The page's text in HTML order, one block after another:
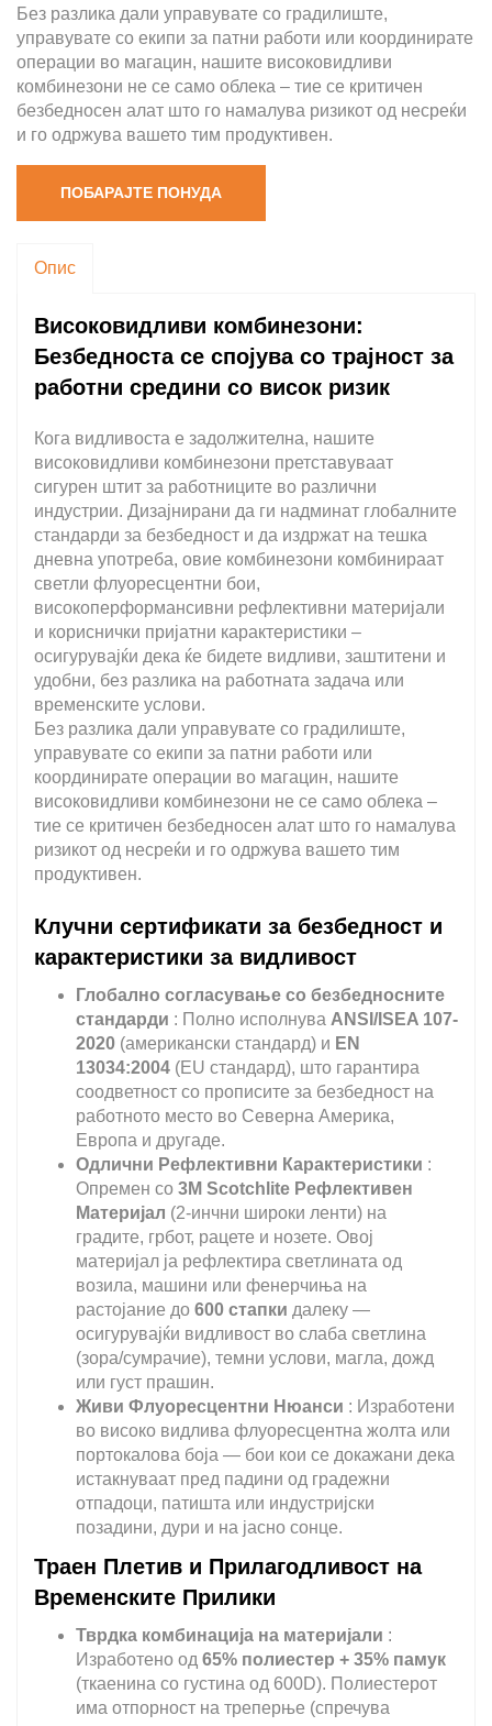
Без разлика дали управувате со градилиште,
управувате со екипи за патни работи или координирате
операции во магацин, нашите високовидливи
комбинезони не се само облека – тие се критичен
безбедносен алат што го намалува ризикот од несреќи
и го одржува вашето тим продуктивен.
ПОБАРАЈТЕ ПОНУДА
Опис
Високовидливи комбинезони:
Безбедноста се спојува со трајност за
работни средини со висок ризик
Кога видливоста е задолжителна, нашите
високовидливи комбинезони претставуваат
сигурен штит за работниците во различни
индустрии. Дизајнирани да ги надминат глобалните
стандарди за безбедност и да издржат на тешка
дневна употреба, овие комбинезони комбинираат
светли флуоресцентни бои,
високоперформансивни рефлективни материјали
и кориснички пријатни карактеристики –
осигурувајќи дека ќе бидете видливи, заштитени и
удобни, без разлика на работната задача или
временските услови.
Без разлика дали управувате со градилиште,
управувате со екипи за патни работи или
координирате операции во магацин, нашите
високовидливи комбинезони не се само облека –
тие се критичен безбедносен алат што го намалува
ризикот од несреќи и го одржува вашето тим
продуктивен.
Клучни сертификати за безбедност и
карактеристики за видливост
Глобално согласување со безбедносните
стандарди : Полно исполнува ANSI/ISEA 107-
2020 (американски стандард) и EN
13034:2004 (EU стандард), што гарантира
соодветност со прописите за безбедност на
работното место во Северна Америка,
Европа и другаде.
Одлични Рефлективни Карактеристики :
Опремен со 3M Scotchlite Рефлективен
Материјал (2-инчни широки ленти) на
градите, грбот, рацете и нозете. Овој
материјал ја рефлектира светлината од
возила, машини или фенерчиња на
растојание до 600 стапки далеку —
осигурувајќи видливост во слаба светлина
(зора/сумрачие), темни услови, магла, дожд
или густ прашин.
Живи Флуоресцентни Нюанси : Изработени
во високо видлива флуоресцентна жолта или
портокалова боја — бои кои се докажани дека
истакнуваат пред падини од градежни
отпадоци, патишта или индустријски
позадини, дури и на јасно сонце.
Траен Плетив и Прилагодливост на
Временските Прилики
Тврдка комбинација на материјали :
Изработено од 65% полиестер + 35% памук
(ткаенина со густина од 600D). Полиестерот
има отпорност на треперње (спречува